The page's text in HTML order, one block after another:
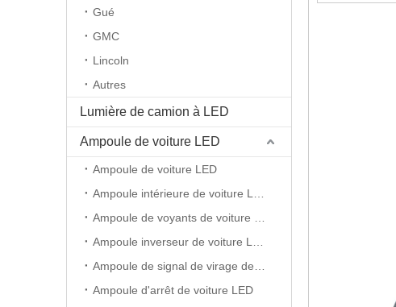
Gué
GMC
Lincoln
Autres
Lumière de camion à LED
Ampoule de voiture LED
Ampoule de voiture LED
Ampoule d'arrêt de voiture LED